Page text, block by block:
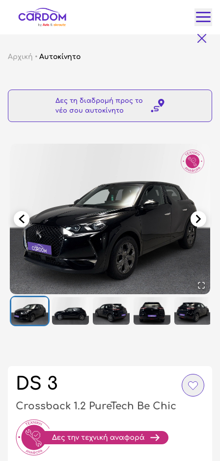
City
Αρχική • Αυτοκίνητο
Δες τη διαδρομή προς το
νέο σου αυτοκίνητο
DS 3
Crossback 1.2 PureTech Be Chic